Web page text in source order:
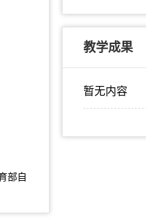
部自
教学成果
暂无内容